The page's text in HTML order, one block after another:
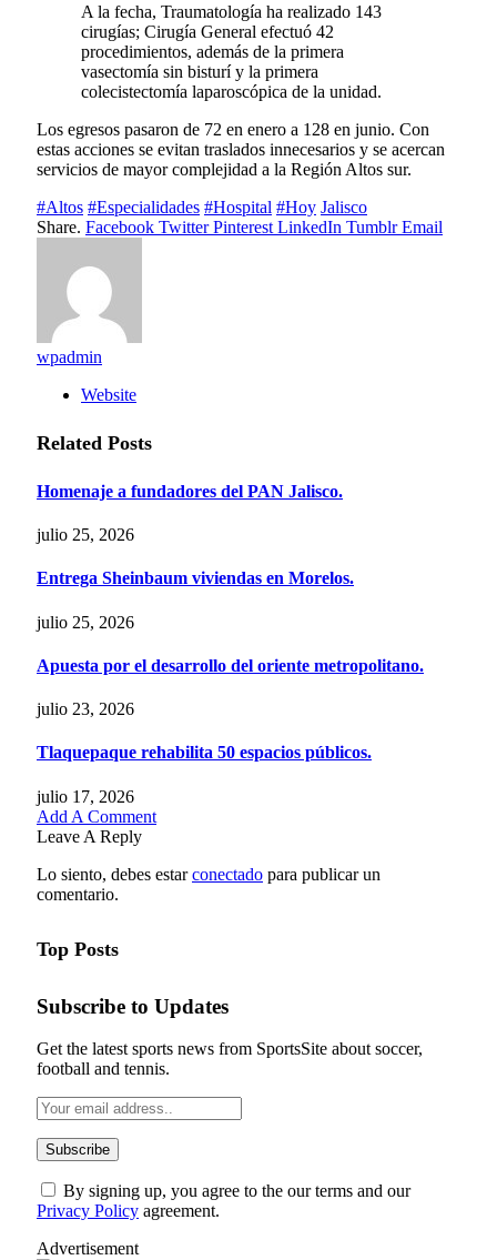
A la fecha, Traumatología ha realizado 143
cirugías; Cirugía General efectuó 42
procedimientos, además de la primera
vasectomía sin bisturí y la primera
colecistectomía laparoscópica de la unidad.
Los egresos pasaron de 72 en enero a 128 en junio. Con
estas acciones se evitan traslados innecesarios y se acercan
servicios de mayor complejidad a la Región Altos sur.
#Altos #Especialidades #Hospital #Hoy Jalisco
Share. Facebook Twitter Pinterest LinkedIn Tumblr Email
wpadmin
Website
Related Posts
Homenaje a fundadores del PAN Jalisco.
julio 25, 2026
Entrega Sheinbaum viviendas en Morelos.
julio 25, 2026
Apuesta por el desarrollo del oriente metropolitano.
julio 23, 2026
Tlaquepaque rehabilita 50 espacios públicos.
julio 17, 2026
Add A Comment
Leave A Reply
Lo siento, debes estarconectado para publicar un
comentario.
Top Posts
Subscribe to Updates
Get the latest sports news from SportsSite about soccer,
football and tennis.
By signing up, you agree to the our terms and our
Privacy Policy agreement.
Advertisement